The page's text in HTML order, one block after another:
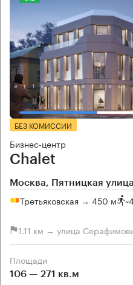
БЕЗ КОМИССИИ
Бизнес-центр
Chalet
Москва, Пятницкая
Третьяковская → 450 м ~
1.11 км → улица
Площади
106 — 271 кв.м